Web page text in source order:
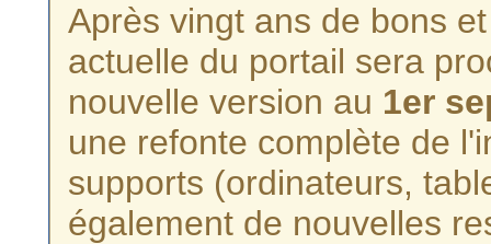
Après vingt ans de bons
actuelle du portail sera
nouvelle version au 1er
une refonte complète de
supports (ordinateurs,
également de nouvelles